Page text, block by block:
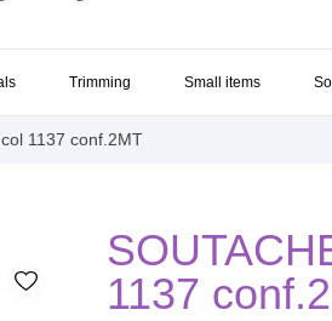
Trimming Small items
1137 conf.2MT
1137